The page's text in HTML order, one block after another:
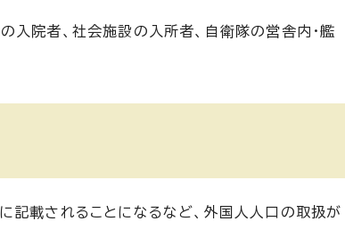
の入院者、社会施設の入所者、自衛隊の営舎内・艦
記載されることになるなど、外国人人口の取扱が